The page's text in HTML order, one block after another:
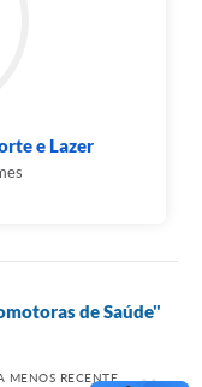
e Lazer
de Saúde"
MENOS RECENTE